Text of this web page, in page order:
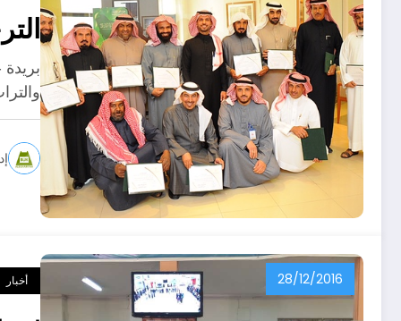
الترخيص
28/12/2016 أخبار